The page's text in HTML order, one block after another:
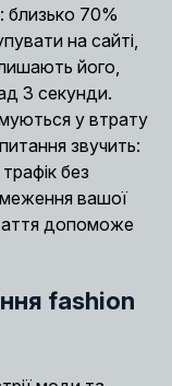
: близько 70%
на сайті,
його,
3 секунди.
у втрату
звучить:
без
вашої
допоможе
fashion